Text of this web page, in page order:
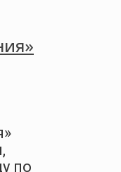
по